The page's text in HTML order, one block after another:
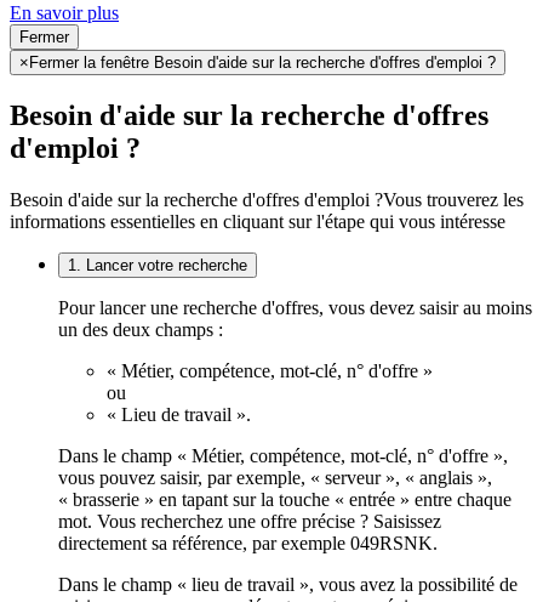
En savoir plus
Fermer
× Fermer la fenêtre Besoin d'aide sur la recherche d'offres d'emploi ?
Besoin d'aide sur la recherche d'offres
d'emploi ?
Besoin d'aide sur la recherche d'offres d'emploi ?Vous trouverez les
informations essentielles en cliquant sur l'étape qui vous intéresse
1. Lancer votre recherche
Pour lancer une recherche d'offres, vous devez saisir au moins
un des deux champs :
« Métier, compétence, mot-clé, n° d'offre »
ou
« Lieu de travail ».
Dans le champ « Métier, compétence, mot-clé, n° d'offre »,
vous pouvez saisir, par exemple, « serveur », « anglais »,
« brasserie » en tapant sur la touche « entrée » entre chaque
mot. Vous recherchez une offre précise ? Saisissez
directement sa référence, par exemple 049RSNK.
Dans le champ « lieu de travail », vous avez la possibilité de